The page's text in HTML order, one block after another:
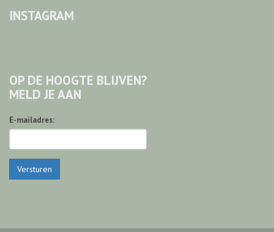
INSTAGRAM
OP DE HOOGTE BLIJVEN?
MELD JE AAN
E-mailadres:
Versturen